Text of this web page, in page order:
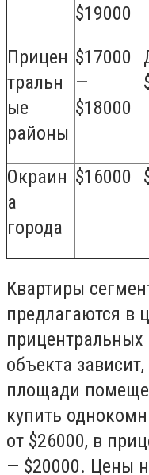
$19000
Прицен
тральн
ые
районы
$17000
—
$18000
Окраин
а
города
$16000
Квартиры
предлагаются в
объекта
площади
купить
от $26000, в
— $20000. Цены